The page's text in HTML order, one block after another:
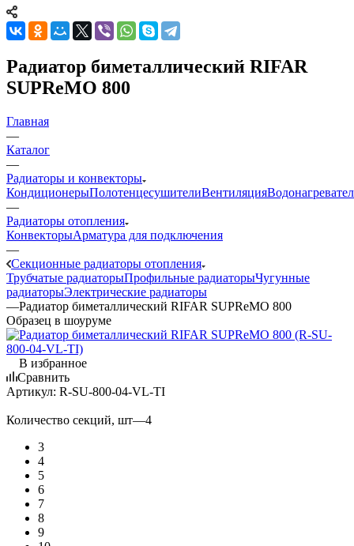
Радиатор биметаллический RIFAR
SUPReMO 800
Главная
—
Каталог
—
Радиаторы и конвекторы
КондиционерыПолотенцесушителиВентиляция
—
Радиаторы отопления
КонвекторыАрматура для подключения
—
Секционные радиаторы отопления
Трубчатые радиаторыПрофильные радиаторыЧугунные
радиаторыЭлектрические радиаторы
—Радиатор биметаллический RIFAR SUPReMO 800
Образец в шоуруме
В избранное
Сравнить
Артикул: R-SU-800-04-VL-TI
Количество секций, шт—4
3
4
5
6
7
8
9